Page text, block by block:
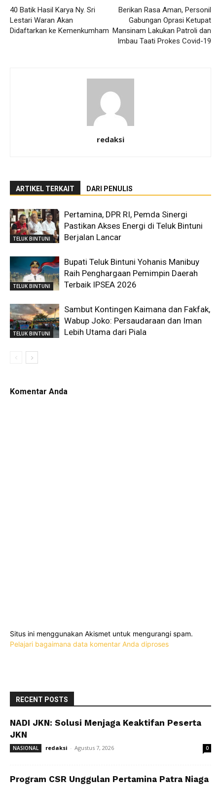
40 Batik Hasil Karya Ny. Sri
Lestari Waran Akan
Didaftarkan ke Kemenkumham
Berikan Rasa Aman, Personil
Gabungan Oprasi Ketupat
Mansinam Lakukan Patroli dan
Imbau Taati Prokes Covid-19
redaksi
ARTIKEL TERKAIT DARI PENULIS
TELUK BINTUNI
Pertamina, DPR RI, Pemda Sinergi
Pastikan Akses Energi di Teluk Bintuni
Berjalan Lancar
TELUK BINTUNI
Bupati Teluk Bintuni Yohanis Manibuy
Raih Penghargaan Pemimpin Daerah
Terbaik IPSEA 2026
TELUK BINTUNI
Sambut Kontingen Kaimana dan Fakfak,
Wabup Joko: Persaudaraan dan Iman
Lebih Utama dari Piala
Komentar Anda
Situs ini menggunakan Akismet untuk mengurangi spam.
Pelajari bagaimana data komentar Anda diproses
RECENT POSTS
NADI JKN: Solusi Menjaga Keaktifan Peserta
JKN
NASIONAL redaksi - Agustus 7, 2026 0
Program CSR Unggulan Pertamina Patra Niaga